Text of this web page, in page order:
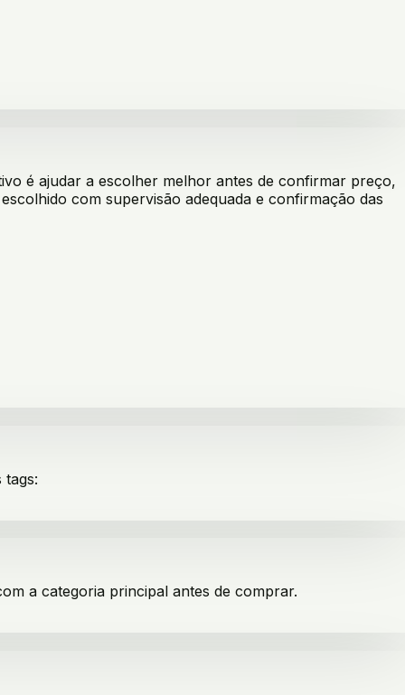
é ajudar a escolher melhor antes de confirmar preço,
com supervisão adequada e confirmação das
tags:
a categoria principal antes de comprar.